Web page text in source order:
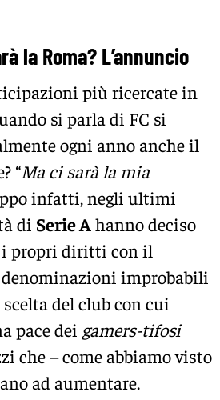
la Roma? L’annuncio
più ricercate in
si parla di FC si
ogni anno anche il
“Ma ci sarà la mia
infatti, negli ultimi
di Serie Ahanno deciso
i propri diritti con il
improbabili
del club con cui
pace dei gamers-tifosi
che – come abbiamo visto
ad aumentare.